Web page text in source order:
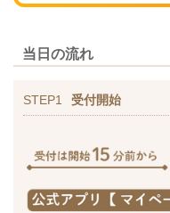
当日の流れ
STEP1 受付開始